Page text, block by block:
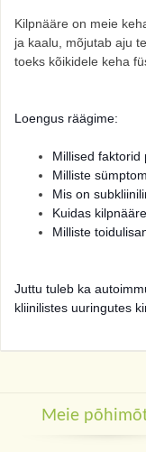
Kilpnääre on meie
ja kaalu, mõjutab aju
toeks kõikidele keha
Loengus räägime:
Millised faktorid
Milliste
Mis on
Kuidas
Milliste
Juttu tuleb ka
kliinilistes uuringutes
Meie